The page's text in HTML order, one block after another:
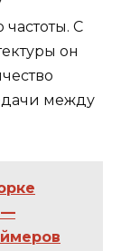
С
он
между
—